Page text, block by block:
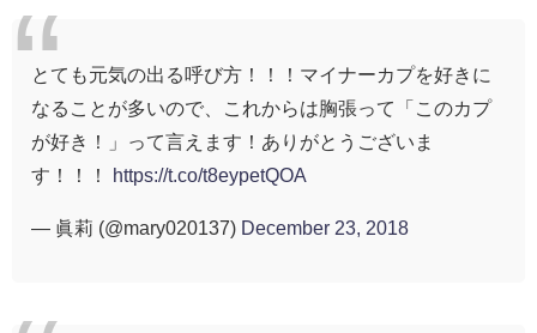
とても元気の出る呼び方！！！マイナーカプを好きに
なることが多いので、これからは胸張って「このカプ
が好き！」って言えます！ありがとうございま
す！！！ https://t.co/t8eypetQOA
— 眞莉 (@mary020137) December 23, 2018